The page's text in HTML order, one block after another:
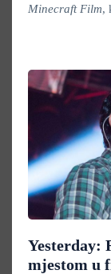
Minecraft Film,
Yesterday:
mjestom u